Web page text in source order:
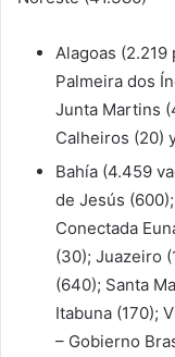
Alagoas (2.219
Palmeira dos
Junta Martins
Calheiros (20)
Bahía (4.459
de Jesús
Conectada
(30); Juazeiro
(640); Santa
Itabuna (170);
– Gobierno